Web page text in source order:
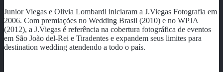
Junior Viegas e Olivia Lombardi iniciaram a J.Viegas Fotografia em
2006. Com premiações no Wedding Brasil (2010) e no WPJA
(2012), a J.Viegas é referência na cobertura fotográfica de eventos
em São João del-Rei e Tiradentes e expandem seus limites para
destination wedding atendendo a todo o país.